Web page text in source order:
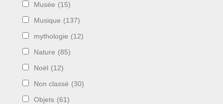
Musée (15)
Musique (137)
mythologie (12)
Nature (85)
Noël (12)
Non classé (30)
Objets (61)